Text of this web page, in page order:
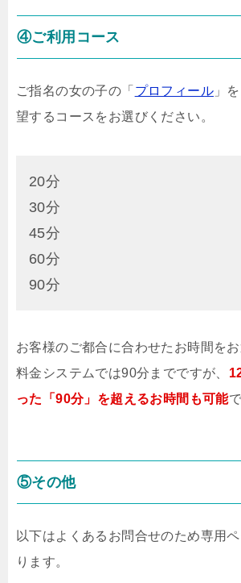
④ご利用コース
ご指名の女の子の「 プロフィール 」
望するコースをお選びください。
20分
30分
45分
60分
90分
お客様のご都合に合わせたお時間をお
料金システムでは90分までですが、
った「90分」を超えるお時間も可能
⑤その他
以下はよくあるお問合せのため専用
ります。